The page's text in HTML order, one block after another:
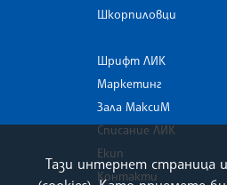
Шкорпиловци
Шрифт ЛИК
Маркетинг
Зала МаксиМ
Списание ЛИК
Екип
Контакти
Тази интернет страница